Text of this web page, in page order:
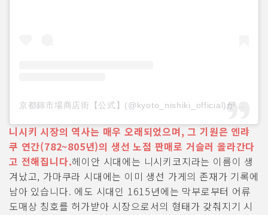
니시키 시장의 역사는 매우 오래되었으며, 그 기원은 엔랴
쿠 연간(782~805년)의 생선 노점 판매로 거슬러 올라간다
고 전해집니다.헤이안 시대에는 니시키코지라는 이름이 생
겨났고, 가마쿠라 시대에는 이미 생선 가게의 존재가 기록에
남아 있습니다. 에도 시대인 1615년에는 막부로부터 어류
도매상 칭호를 허가받아 시장으로서의 형태가 갖춰지기 시